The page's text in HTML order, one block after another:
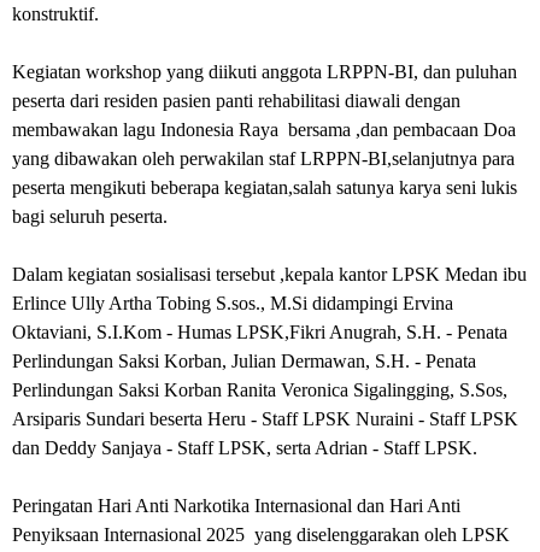
konstruktif.
Kegiatan workshop yang diikuti anggota LRPPN-BI, dan puluhan
peserta dari residen pasien panti rehabilitasi diawali dengan
membawakan lagu Indonesia Raya bersama ,dan pembacaan Doa
yang dibawakan oleh perwakilan staf LRPPN-BI,selanjutnya para
peserta mengikuti beberapa kegiatan,salah satunya karya seni lukis
bagi seluruh peserta.
Dalam kegiatan sosialisasi tersebut ,kepala kantor LPSK Medan ibu
Erlince Ully Artha Tobing S.sos., M.Si didampingi Ervina
Oktaviani, S.I.Kom - Humas LPSK,Fikri Anugrah, S.H. - Penata
Perlindungan Saksi Korban, Julian Dermawan, S.H. - Penata
Perlindungan Saksi Korban Ranita Veronica Sigalingging, S.Sos,
Arsiparis Sundari beserta Heru - Staff LPSK Nuraini - Staff LPSK
dan Deddy Sanjaya - Staff LPSK, serta Adrian - Staff LPSK.
Peringatan Hari Anti Narkotika Internasional dan Hari Anti
Penyiksaan Internasional 2025 yang diselenggarakan oleh LPSK